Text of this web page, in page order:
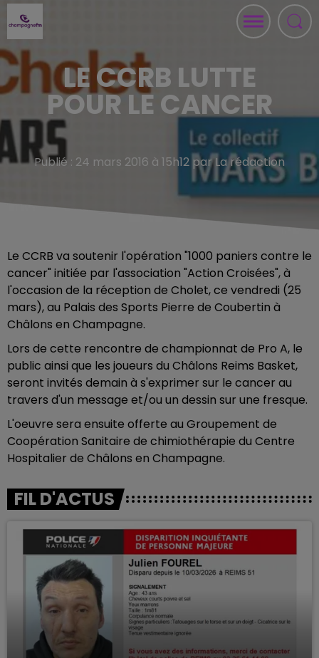
LE CCRB LUTTE
POUR LE CANCER
Publié : 24 mars 2016 à 15h12 par La rédaction
Le CCRB va soutenir l'opération "1000 paniers contre le
cancer" initiée par l'association "Action Croisées", à
l'occasion de la réception de Cholet, ce vendredi (25
mars), au Palais des Sports Pierre de Coubertin à
Châlons en Champagne.
Lors de cette rencontre de championnat de Pro A, le
public ainsi que les joueurs du Châlons Reims Basket,
seront invités demain à s'exprimer sur le cancer au
travers d'un message et/ou un dessin sur une fresque.
L'oeuvre sera ensuite offerte au Groupement de
Coopération Sanitaire de chimiothérapie du Centre
Hospitalier de Châlons en Champagne.
FIL D'ACTUS